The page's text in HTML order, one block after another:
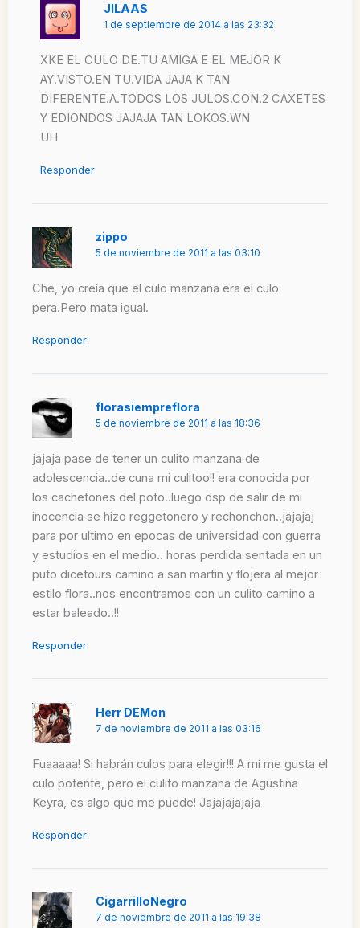
JILAAS
1 de septiembre de 2014 a las 23:32
XKE EL CULO DE.TU AMIGA E EL MEJOR K
AY.VISTO.EN TU.VIDA JAJA K TAN
DIFERENTE.A.TODOS LOS JULOS.CON.2 CAXETES
Y EDIONDOS JAJAJA TAN LOKOS.WN
UH
Responder
zippo
5 de noviembre de 2011 a las 03:10
Che, yo creía que el culo manzana era el culo
pera.Pero mata igual.
Responder
florasiempreflora
5 de noviembre de 2011 a las 18:36
jajaja pase de tener un culito manzana de
adolescencia..de cuna mi culitoo!! era conocida por
los cachetones del poto..luego dsp de salir de mi
inocencia se hizo reggetonero y rechonchon..jajajaj
para por ultimo en epocas de universidad con guerra
y estudios en el medio.. horas perdida sentada en un
puto dicetours camino a san martin y flojera al mejor
estilo flora..nos encontramos con un culito camino a
estar baleado..!!
Responder
Herr DEMon
7 de noviembre de 2011 a las 03:16
Fuaaaaa! Si habrán culos para elegir!!! A mí me gusta el
culo potente, pero el culito manzana de Agustina
Keyra, es algo que me puede! Jajajajajaja
Responder
CigarrilloNegro
7 de noviembre de 2011 a las 19:38